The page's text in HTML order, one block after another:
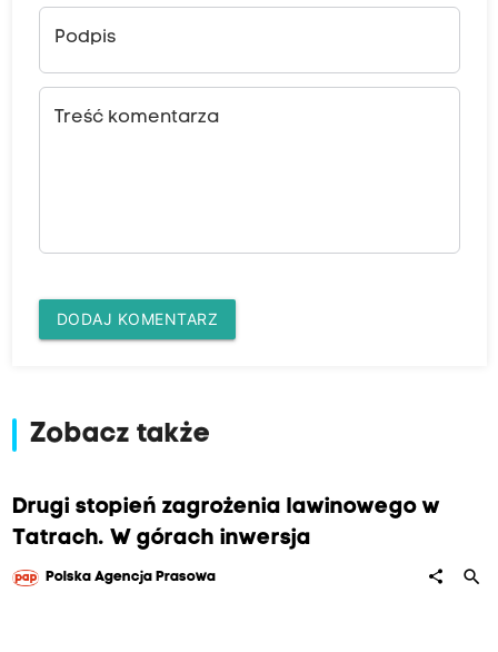
Podpis
Treść komentarza
DODAJ KOMENTARZ
Zobacz także
Drugi stopień zagrożenia lawinowego w
Tatrach. W górach inwersja
Polska Agencja Prasowa share search